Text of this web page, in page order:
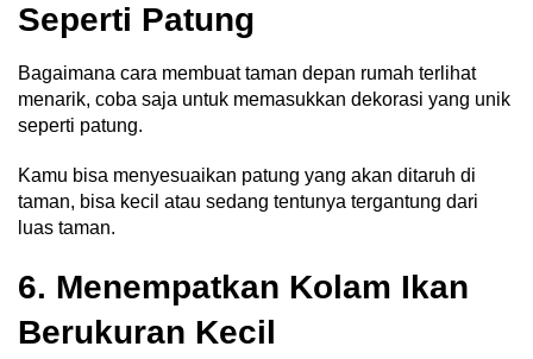
Seperti Patung
Bagaimana cara membuat taman depan rumah terlihat
menarik, coba saja untuk memasukkan dekorasi yang unik
seperti patung.
Kamu bisa menyesuaikan patung yang akan ditaruh di
taman, bisa kecil atau sedang tentunya tergantung dari
luas taman.
6. Menempatkan Kolam Ikan
Berukuran Kecil